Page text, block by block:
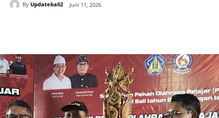
By Updatebali2 Juni 11, 2026